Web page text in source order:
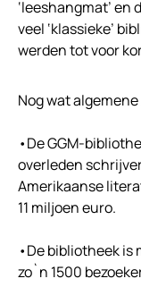
‘leeshangmat’
veel ‘klassieke’
werden tot voor
Nog wat
•De GGM-
overleden
Amerikaanse
11 miljoen euro.
•De bibliotheek is
zo`n 1500